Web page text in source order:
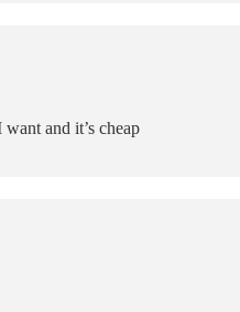
and it’s cheap